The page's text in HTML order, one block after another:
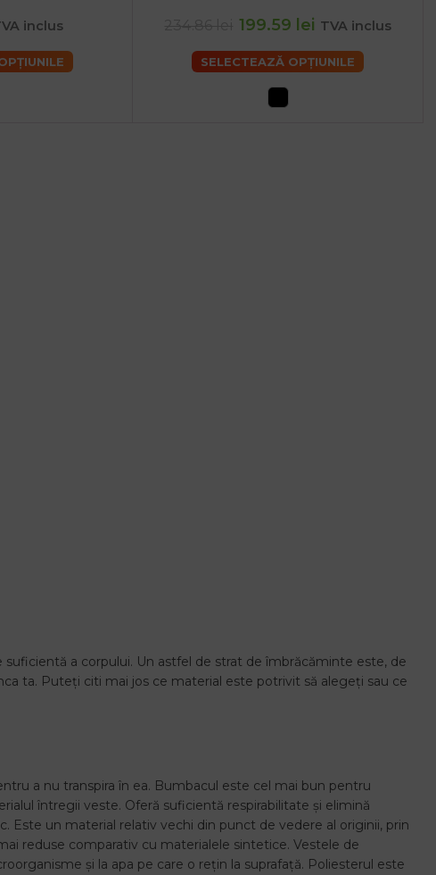
inclus 199.59 lei TVA inclus
SELECTEAZĂ OPȚIUNILE
a corpului. Un astfel de strat de îmbrăcăminte este, de
ta. Puteți citi mai jos ce material este potrivit să alegeți sau ce
a nu transpira în ea. Bumbacul este cel mai bun pentru
întregii veste. Oferă suficientă respirabilitate și elimină
Este un material relativ vechi din punct de vedere al originii, prin
reduse comparativ cu materialele sintetice. Vestele de
și la apa pe care o rețin la suprafață. Poliesterul este